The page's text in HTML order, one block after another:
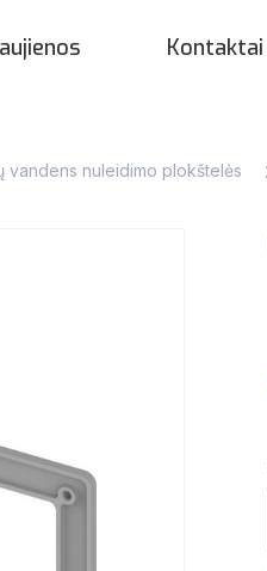
Kontaktai
vandens nuleidimo plokštelės